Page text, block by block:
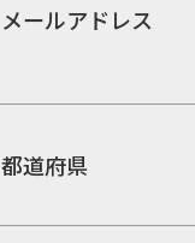
メールアドレス
都道府県